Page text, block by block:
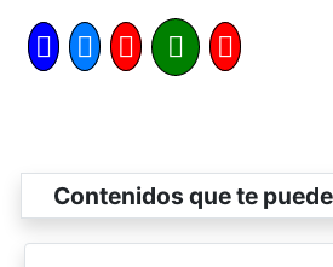
Contenidos que te